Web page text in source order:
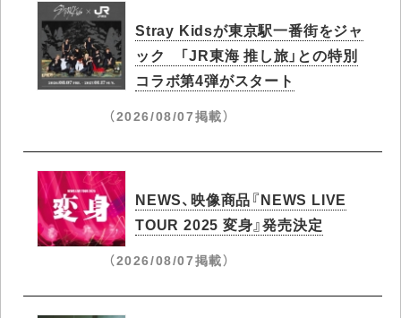
Stray Kidsが東京駅一番街をジャ
ック 「JR東海 推し旅」との特別
コラボ第4弾がスタート
（2026/08/07掲載）
NEWS、映像商品『NEWS LIVE
TOUR 2025 変身』発売決定
（2026/08/07掲載）